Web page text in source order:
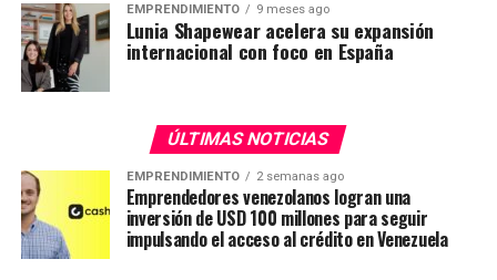
EMPRENDIMIENTO 9 meses ago
Lunia Shapewear acelera su expansión
internacional con foco en España
ÚLTIMAS NOTICIAS
EMPRENDIMIENTO 2 semanas ago
Emprendedores venezolanos logran una
inversión de USD 100 millones para seguir
impulsando el acceso al crédito en Venezuela